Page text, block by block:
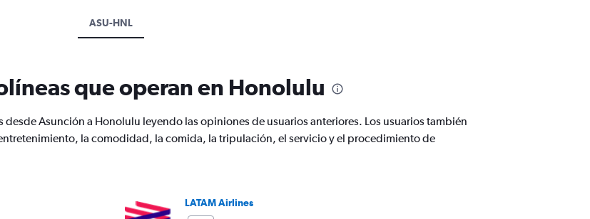
ASU-HNL
que operan en Honolulu
desde Asunción a Honolulu leyendo las opiniones de usuarios anteriores. Los usuarios también
la comodidad, la comida, la tripulación, el servicio y el procedimiento de
LATAM Airlines